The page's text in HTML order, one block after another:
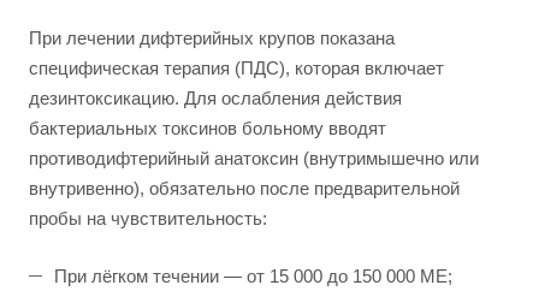
При лечении дифтерийных крупов показана
специфическая терапия (ПДС), которая включает
дезинтоксикацию. Для ослабления действия
бактериальных токсинов больному вводят
противодифтерийный анатоксин (внутримышечно или
внутривенно), обязательно после предварительной
пробы на чувствительность:
При лёгком течении — от 15 000 до 150 000 МЕ;